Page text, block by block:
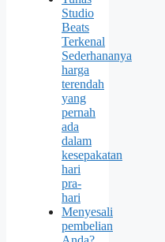
Studio
Beats
Terkenal
Sederhananya
harga
terendah
yang
pernah
ada
dalam
kesepakatan
hari
pra-
hari
Menyesali
pembelian